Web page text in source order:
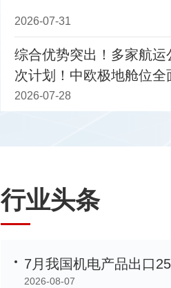
“中非产业链合作交流
2026-07-31
综合优势突出！多家航运
次计划！中欧极地舱位全
船期表】
2026-07-28
行业头条
2026-08-07